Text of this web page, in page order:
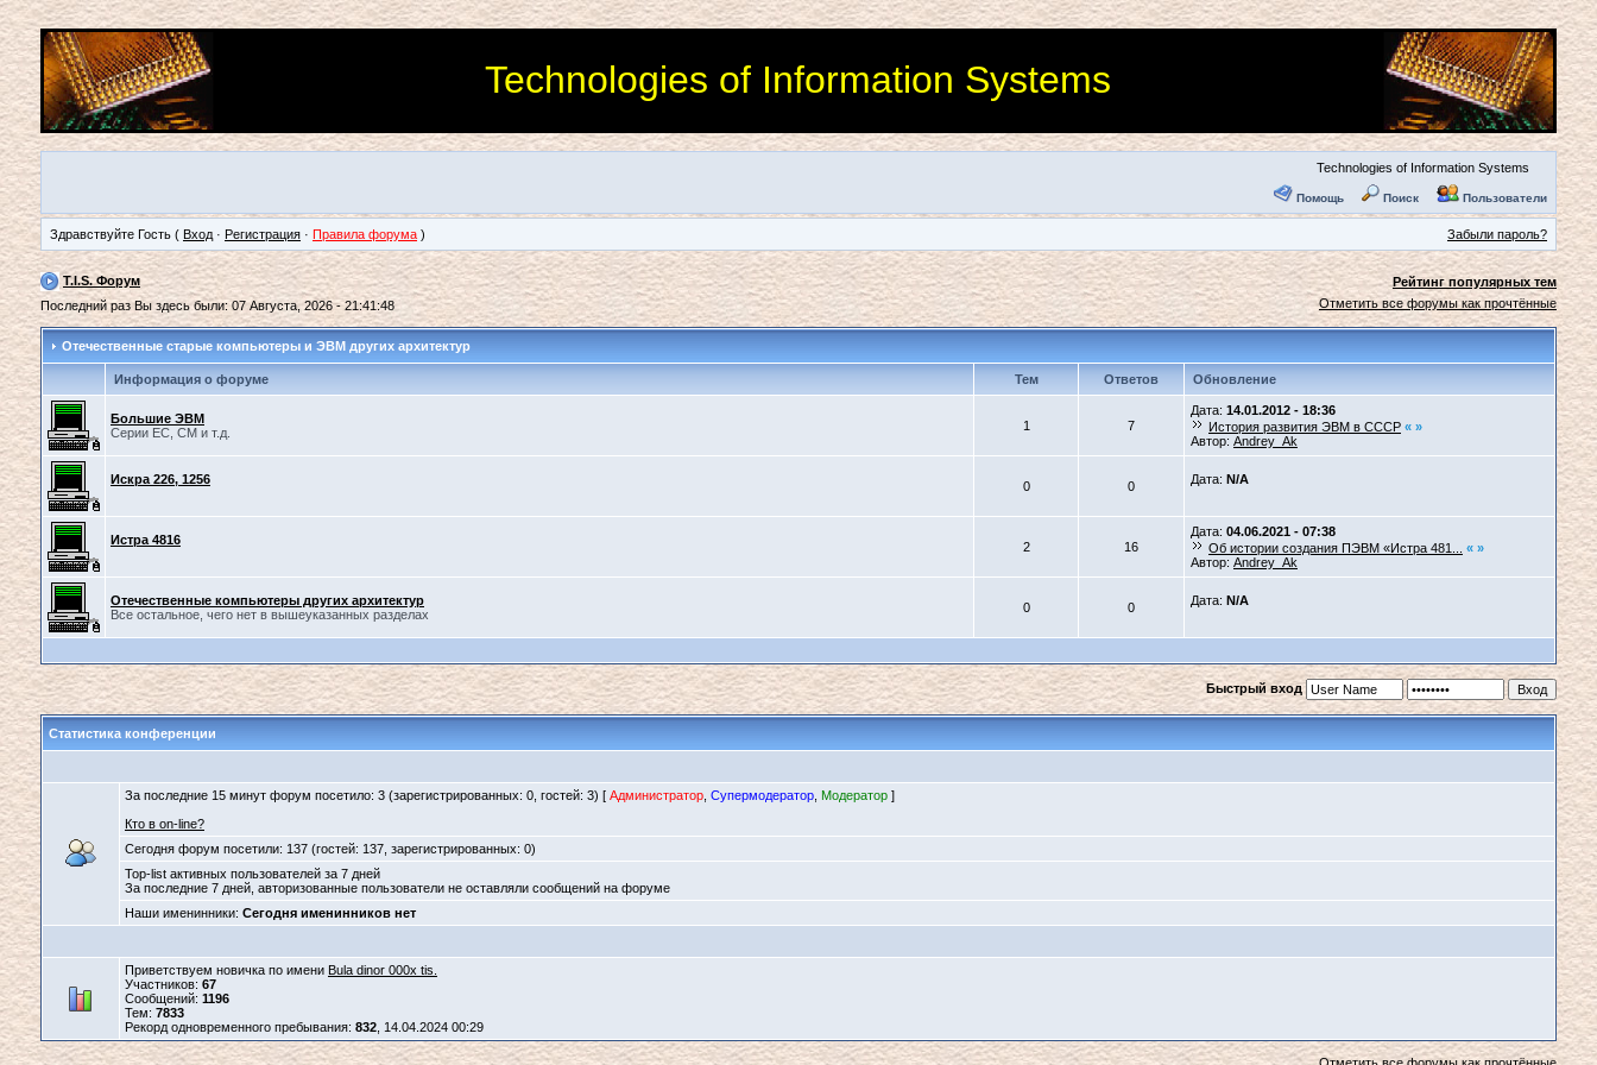
Technologies of Information Systems
Technologies of Information Systems
Помощь Поиск Пользователи
Здравствуйте Гость ( Вход · Регистрация · Правила форума ) Забыли пароль?
T.I.S. Форум
Последний раз Вы здесь были: 07 Августа, 2026 - 21:41:48
Рейтинг популярных тем
Отметить все форумы как прочтённые
Отечественные старые компьютеры и ЭВМ других архитектур
Информация о форуме Тем Ответов Обновление
Большие ЭВМ
Серии ЕС, СМ и т.д.
1 7
Дата: 14.01.2012 - 18:36
История развития ЭВМ в СССР « »
Автор: Andrey_Ak
Искра 226, 1256 0 0 Дата: N/A
Истра 4816 2 16
Дата: 04.06.2021 - 07:38
Об истории создания ПЭВМ «Истра 481...
« »
Автор: Andrey_Ak
Отечественные компьютеры других архитектур
Все остальное, чего нет в вышеуказанных разделах
0 0 Дата: N/A
Быстрый вход
Статистика конференции
За последние 15 минут форум посетило: 3 (зарегистрированных: 0, гостей: 3) [ Администратор Супермодератор Модератор ]
Кто в on-line?
Сегодня форум посетили: 137 (гостей: 137, зарегистрированных: 0)
Top-list активных пользователей за 7 дней
За последние 7 дней, авторизованные пользователи не оставляли сообщений на форуме
Наши именинники: Сегодня именинников нет
Приветствуем новичка по имени Bula dinor 000x tis.
Участников: 67
Сообщений: 1196
Тем: 7833
Рекорд одновременного пребывания: 832 , 14.04.2024 00:29